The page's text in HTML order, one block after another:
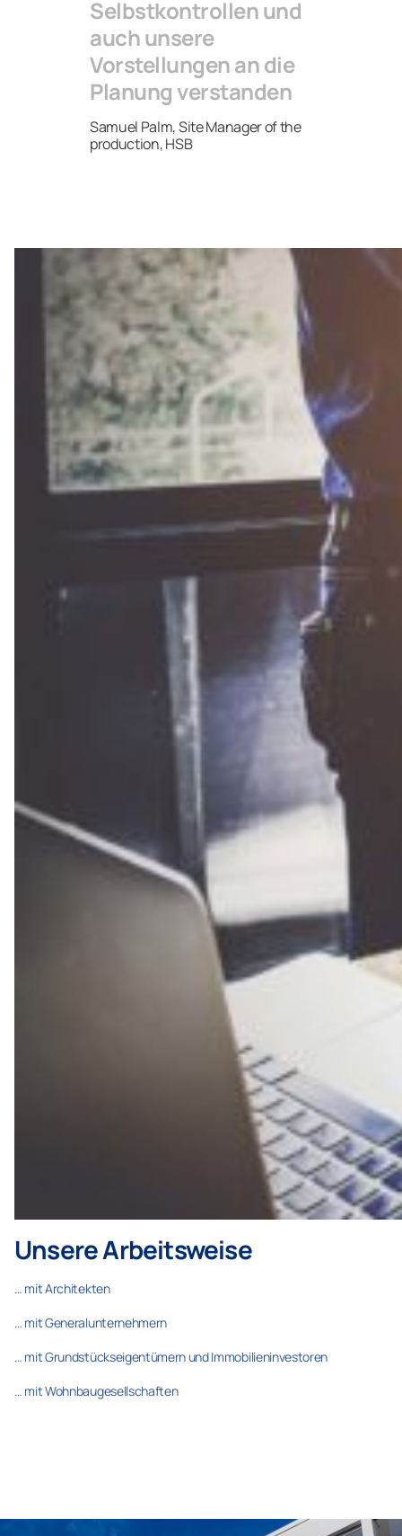
Selbstkontrollen und
auch unsere
Vorstellungen an die
Planung verstanden
Samuel Palm, Site Manager of the
production, HSB
Unsere Arbeitsweise
… mit Architekten
… mit Generalunternehmern
… mit Grundstückseigentümern und Immobilieninvestoren
… mit Wohnbaugesellschaften